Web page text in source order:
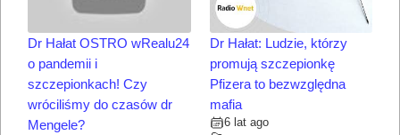
Dr Hałat OSTRO wRealu24
o pandemii i
szczepionkach! Czy
wróciliśmy do czasów dr
Mengele?
Dr Hałat: Ludzie, którzy
promują szczepionkę
Pfizera to bezwzględna
mafia
6 lat ago